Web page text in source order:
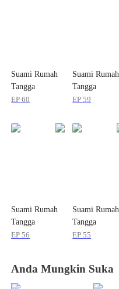
Suami Rumah
Tangga
EP60
Suami Rumah
Tangga
EP59
Suami Rumah
Tangga
EP56
Suami Rumah
Tangga
EP55
Anda Mungkin Suka